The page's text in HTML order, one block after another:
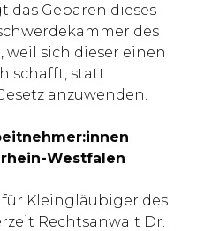
das Gebaren dieses
des
sich dieser einen
schafft, statt
anzuwenden.
Westfalen
Kleingläubiger des
Rechtsanwalt Dr.